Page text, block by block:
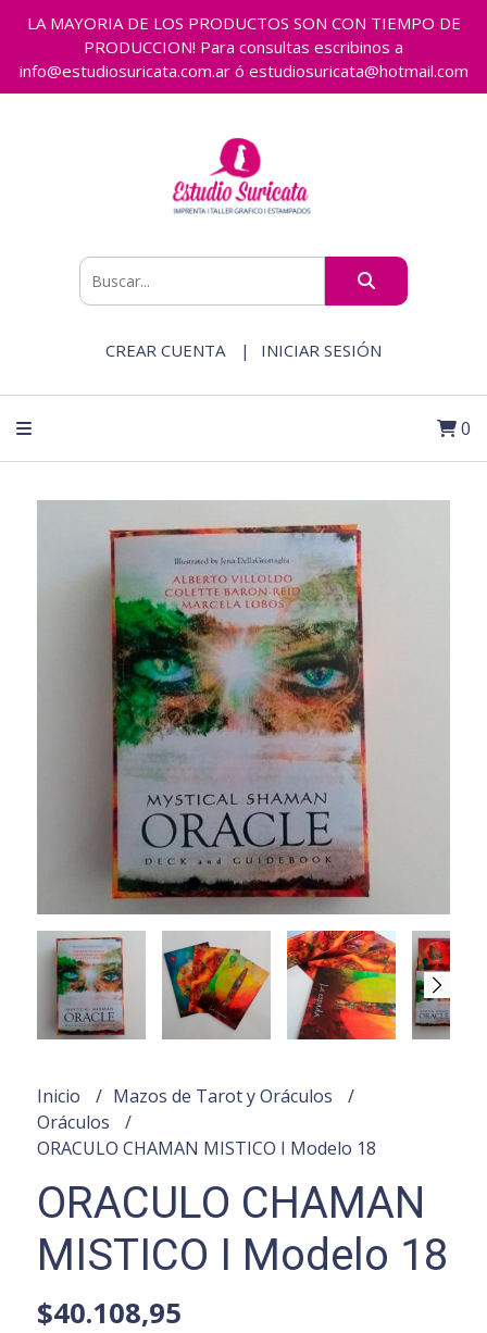
LA MAYORIA DE LOS PRODUCTOS SON CON TIEMPO DE
PRODUCCION! Para consultas escribinos a
info@estudiosuricata.com.ar ó estudiosuricata@hotmail.com
CREAR CUENTA INICIAR SESIÓN
0
Inicio
Mazos de Tarot y Oráculos
Oráculos
ORACULO CHAMAN MISTICO I Modelo 18
ORACULO CHAMAN
MISTICO I Modelo 18
$40.108,95